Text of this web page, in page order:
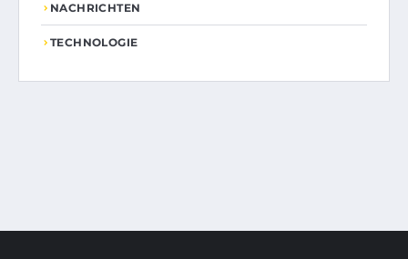
NACHRICHTEN
TECHNOLOGIE